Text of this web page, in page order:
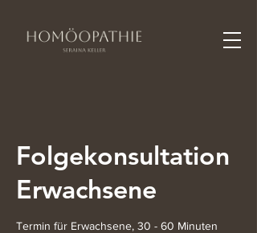
Folgekonsultation
Erwachsene
Termin für Erwachsene, 30 - 60 Minuten